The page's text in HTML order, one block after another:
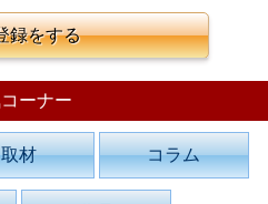
録をする
ーナー
取材 コラム